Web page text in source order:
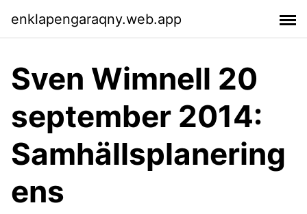
enklapengaraqny.web.app
Sven Wimnell 20
september 2014:
Samhällsplanering
ens